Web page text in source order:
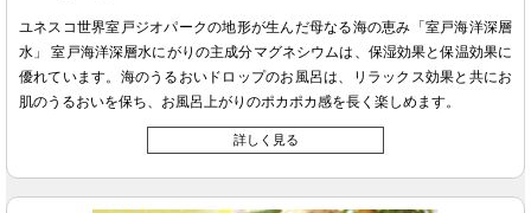
ユネスコ世界室戸ジオパークの地形が生んだ母なる海の恵み「室戸海洋深層
水」 室戸海洋深層水にがりの主成分マグネシウムは、保湿効果と保温効果に
優れています。海のうるおいドロップのお風呂は、リラックス効果と共にお
肌のうるおいを保ち、お風呂上がりのポカポカ感を長く楽しめます。
詳しく見る